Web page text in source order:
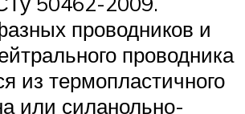
проводников и
проводника
из термопластичного
или силанольно-